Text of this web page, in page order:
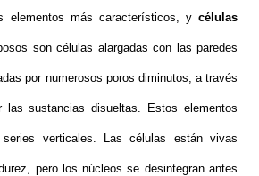
elementos más característicos, y células
son células alargadas con las paredes
por numerosos poros diminutos; a través
las sustancias disueltas. Estos elementos
verticales. Las células están vivas
pero los núcleos se desintegran antes